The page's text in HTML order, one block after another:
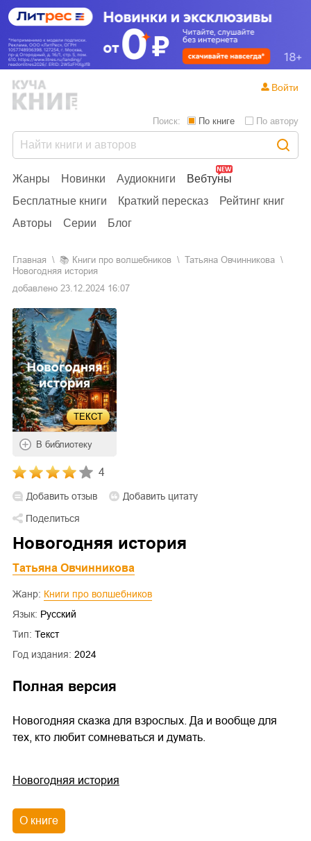
Жанры Новинки Аудиокниги
Вебтуны
Бесплатные книги
Краткий пересказ
Рейтинг книг
Авторы
Серии Блог
Поиск: По книге По автору
Войти
Главная 📚 книги про волшебников
Татьяна Овчинникова
Новогодняя история
добавлено 23.12.2024 16:07
ТЕКСТ
В библиотеку
4
Добавить отзыв
Добавить цитату
Поделиться
Новогодняя история
Татьяна Овчинникова
Жанр:
Книги про волшебников
Язык: Русский
Тип: Текст
Год издания: 2024
Полная версия
Новогодняя сказка для взрослых. Да и вообще для
тех, кто любит сомневаться и думать.
Новогодняя история
О книге